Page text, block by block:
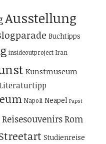
Ausstellung
Buchtipps
insideoutproject Iran
Kunstmuseum
Napoli Neapel Papst
ReisesouvenirsRom
Studienreise